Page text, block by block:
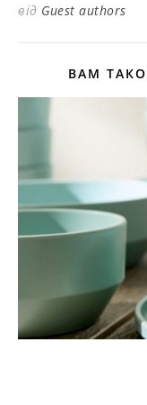
від Guest authors
ВАМ